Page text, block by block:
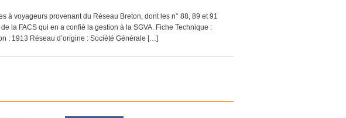
à voyageurs provenant du Réseau Breton, dont les n° 88, 89 et 91
la FACS qui en a confié la gestion à la SGVA. Fiche Technique :
: 1913 Réseau d’origine : Société Générale […]